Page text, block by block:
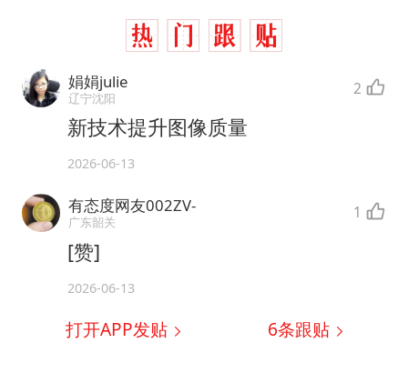
娟娟julie
辽宁沈阳 2
新技术提升图像质量
2026-06-13
有态度网友002ZV-
广东韶关 1
[赞]
2026-06-13
打开APP发贴 6条跟贴